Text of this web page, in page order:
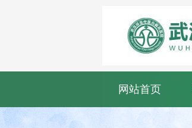
网站首页